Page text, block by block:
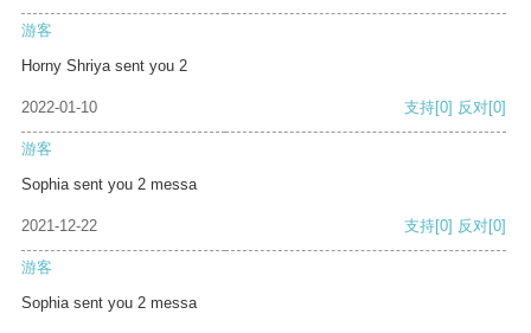
游客
Horny Shriya sent you 2
2022-01-10 支持[0] 反对[0]
游客
Sophia sent you 2 messa
2021-12-22 支持[0] 反对[0]
游客
Sophia sent you 2 messa